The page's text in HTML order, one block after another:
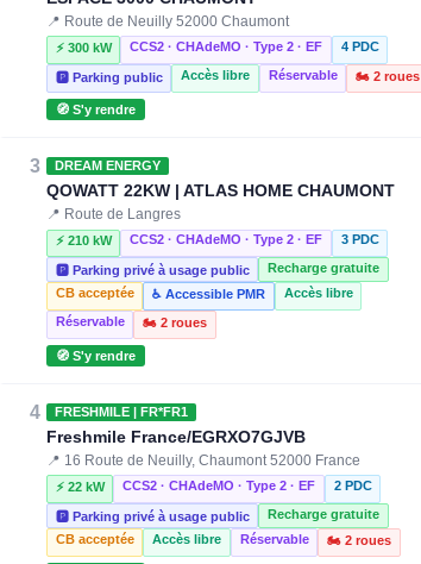
📍 Route de Neuilly 52000 Chaumont
⚡ 300 kW CCS2 · CHAdeMO · Type 2 · EF 4 PDC
🅿️ Parking public Accès libre Réservable 🏍️ 2 roues
🧭 S'y rendre
3 DREAM ENERGY
QOWATT 22KW | ATLAS HOME CHAUMONT
📍 Route de Langres
⚡ 210 kW CCS2 · CHAdeMO · Type 2 · EF 3 PDC
🅿️ Parking privé à usage public
Recharge gratuite
CB acceptée
♿ Accessible PMR
Accès libre
Réservable
🏍️ 2 roues
🧭 S'y rendre
4 FRESHMILE | FR*FR1
Freshmile France/EGRXO7GJVB
📍 16 Route de Neuilly, Chaumont 52000 France
⚡ 22 kW CCS2 · CHAdeMO · Type 2 · EF 2 PDC
🅿️ Parking privé à usage public
Recharge gratuite
CB acceptée
Accès libre Réservable 🏍️ 2 roues